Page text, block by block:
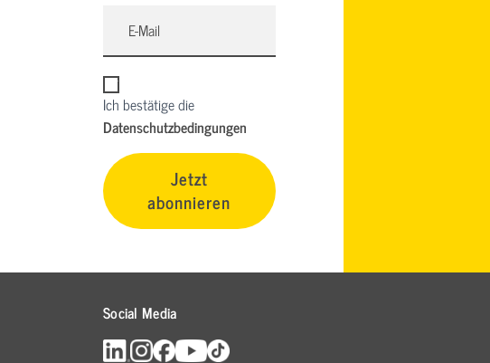
Ich bestätige die
Datenschutzbedingungen
Jetzt
abonnieren
Social Media